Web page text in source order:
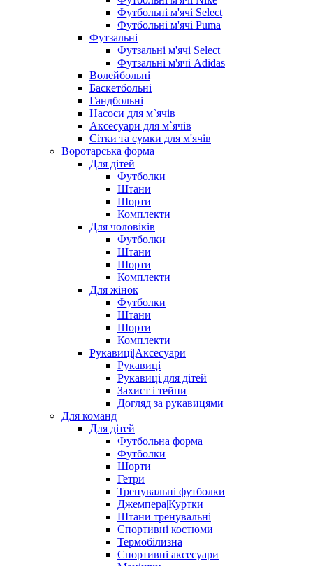
Футбольні м'ячі Select
Футбольні м'ячі Puma
Футзальні
Футзальні м'ячі Select
Футзальні м'ячі Adidas
Волейбольні
Баскетбольні
Гандбольні
Насоси для м`ячів
Аксесуари для м`ячів
Сітки та сумки для м'ячів
Воротарська форма
Для дітей
Футболки
Штани
Шорти
Комплекти
Для чоловіків
Футболки
Штани
Шорти
Комплекти
Для жінок
Футболки
Штани
Шорти
Комплекти
Рукавиці|Аксесуари
Рукавиці
Рукавиці для дітей
Захист і тейпи
Догляд за рукавицями
Для команд
Для дітей
Футбольна форма
Футболки
Шорти
Гетри
Тренувальні футболки
Джемпера|Куртки
Штани тренувальні
Спортивні костюми
Термобілизна
Спортивні аксесуари